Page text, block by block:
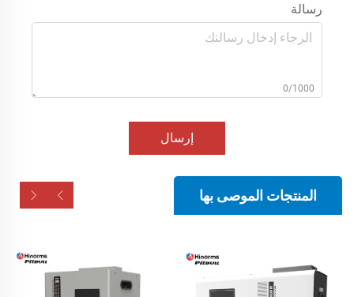
رسالة
0/1000
إرسال
المنتجات الموصى بها